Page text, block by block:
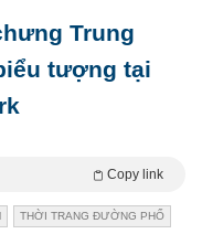
Trung
tượng tại
Copy link
THỜI TRANG ĐƯỜNG PHỐ